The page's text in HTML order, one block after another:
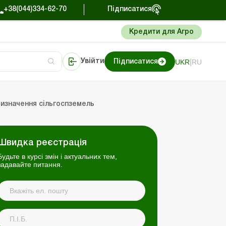
+38(044)334-62-70 Підписатися
Кредити для Агро
Увійти Підписатися UKR RU
сільгоспземель
реєстрація
в курсі змін і актуальних тем,
питання.